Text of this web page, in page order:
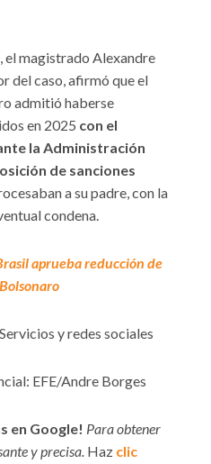
el magistrado Alexandre
del caso, afirmó que el
admitió haberse
en 2025 con el
la Administración
de sanciones
a su padre, con la
condena.
aprueba reducción de
y redes sociales
EFE/Andre Borges
en Google! Para obtener
y precisa. Haz clic